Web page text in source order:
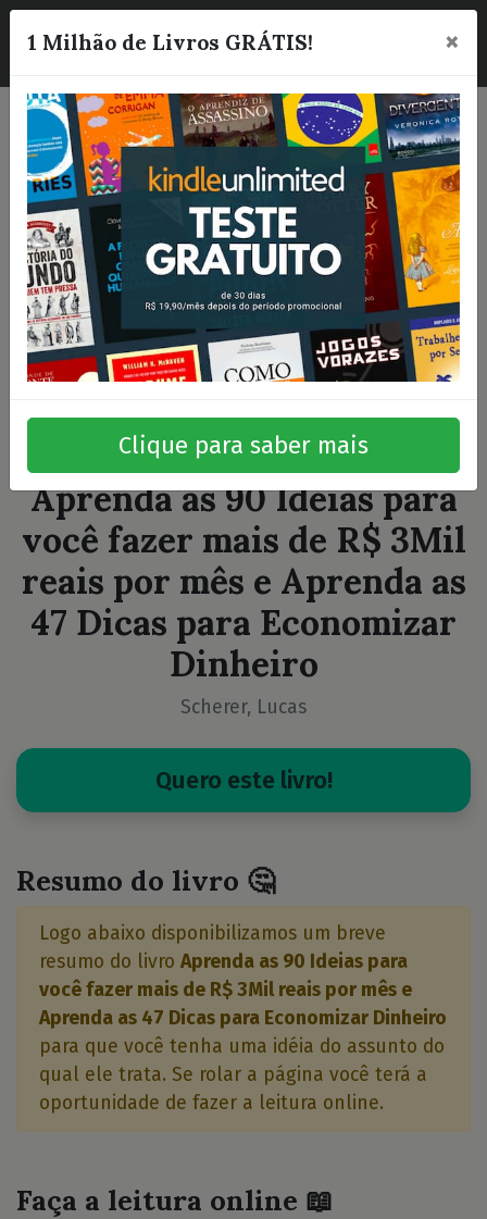
☰
Aprenda as 90 Ideias para
você fazer mais de R$ 3Mil
reais por mês e Aprenda as
47 Dicas para Economizar
Dinheiro
Scherer, Lucas
Quero este livro!
Resumo do livro 🤔
Logo abaixo disponibilizamos um breve
resumo do livro Aprenda as 90 Ideias para
você fazer mais de R$ 3Mil reais por mês e
Aprenda as 47 Dicas para Economizar Dinheiro
para que você tenha uma idéia do assunto do
qual ele trata. Se rolar a página você terá a
oportunidade de fazer a leitura online.
Faça a leitura online 📖
1 Milhão de Livros GRÁTIS! ×
Clique para saber mais